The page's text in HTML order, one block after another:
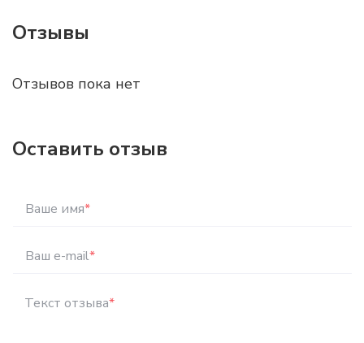
Отзывы
Отзывов пока нет
Оставить отзыв
Ваше имя*
Ваш e-mail*
Текст отзыва*